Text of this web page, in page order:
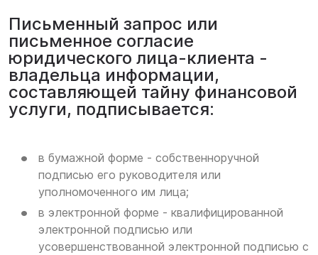
Письменный запрос или
письменное согласие
юридического лица-клиента -
владельца информации,
составляющей тайну финансовой
услуги, подписывается:
в бумажной форме - собственноручной
подписью его руководителя или
уполномоченного им лица;
в электронной форме - квалифицированной
электронной подписью или
усовершенствованной электронной подписью с